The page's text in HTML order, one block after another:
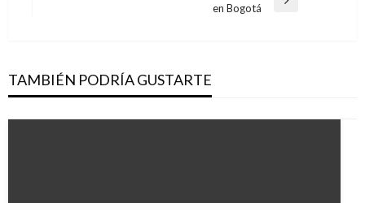
en Bogotá
TAMBIÉN PODRÍA GUSTARTE